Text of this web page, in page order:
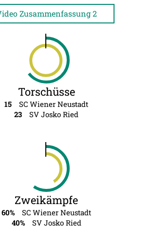
Zusammenfassung 2
Torschüsse
15
SC Wiener Neustadt
23
SV Josko Ried
Zweikämpfe
60%
SC Wiener Neustadt
40%
SV Josko Ried